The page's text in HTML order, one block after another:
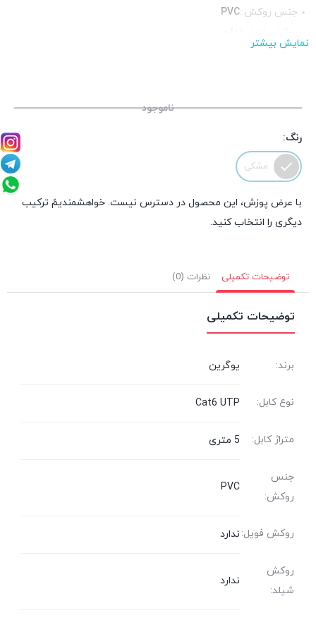
جنس روکش::PVC
روکش شیلد::
نمایش بیشتر
ناموجود
رنگ:
مشکی
با عرض پوزش، این محصول در دسترس نیست. خواهشمندیمً ترکیب
دیگری را انتخاب کنید.
توضیحات تکمیلی نظرات (0)
توضیحات تکمیلی
برند: یوگرین
نوع کابل: Cat6 UTP
متراژ کابل: 5 متری
جنس
روکش:
PVC
روکش فویل: ندارد
روکش
شیلد:
ندارد